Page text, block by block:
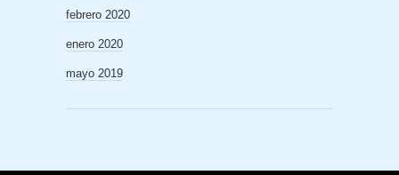
febrero 2020
enero 2020
mayo 2019